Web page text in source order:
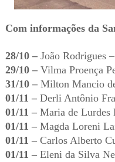
Com informações da
28/10 –João Rodrigues
29/10 –Vilma Proença
31/10 – Milton Mancio
01/11 –Derli Antônio
01/11 –Maria de Lurdes
01/11 –Magda Loreni
01/11 –Carlos Alberto
01/11 –Eleni da Silva